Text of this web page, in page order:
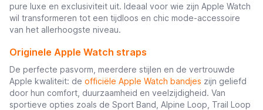
pure luxe en exclusiviteit uit. Ideaal voor wie zijn Apple Watch
wil transformeren tot een tijdloos en chic mode-accessoire
van het allerhoogste niveau.
Originele Apple Watch straps
De perfecte pasvorm, meerdere stijlen en de vertrouwde
Apple kwaliteit: de officiële Apple Watch bandjes zijn geliefd
door hun comfort, duurzaamheid en veelzijdigheid. Van
sportieve opties zoals de Sport Band, Alpine Loop, Trail Loop